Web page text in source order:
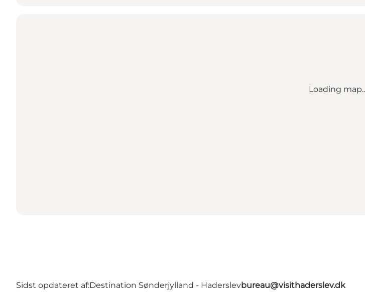
Loading
Sidst opdateret af:Destination Sønderjylland - Haderslevbureau@visithaderslev.dk